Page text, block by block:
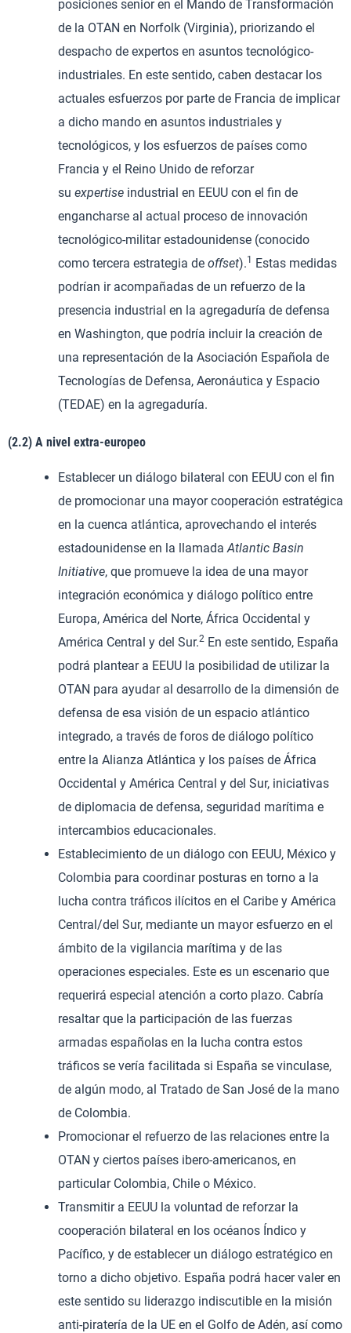
posiciones senior en el Mando de Transformación
de la OTAN en Norfolk (Virginia), priorizando el
despacho de expertos en asuntos tecnológico-
industriales. En este sentido, caben destacar los
actuales esfuerzos por parte de Francia de implicar
a dicho mando en asuntos industriales y
tecnológicos, y los esfuerzos de países como
Francia y el Reino Unido de reforzar
su expertise industrial en EEUU con el fin de
engancharse al actual proceso de innovación
tecnológico-militar estadounidense (conocido
como tercera estrategia de offset).1 Estas medidas
podrían ir acompañadas de un refuerzo de la
presencia industrial en la agregaduría de defensa
en Washington, que podría incluir la creación de
una representación de la Asociación Española de
Tecnologías de Defensa, Aeronáutica y Espacio
(TEDAE) en la agregaduría.
(2.2) A nivel extra-europeo
Establecer un diálogo bilateral con EEUU con el fin
de promocionar una mayor cooperación estratégica
en la cuenca atlántica, aprovechando el interés
estadounidense en la llamada Atlantic Basin
Initiative, que promueve la idea de una mayor
integración económica y diálogo político entre
Europa, América del Norte, África Occidental y
América Central y del Sur.2 En este sentido, España
podrá plantear a EEUU la posibilidad de utilizar la
OTAN para ayudar al desarrollo de la dimensión de
defensa de esa visión de un espacio atlántico
integrado, a través de foros de diálogo político
entre la Alianza Atlántica y los países de África
Occidental y América Central y del Sur, iniciativas
de diplomacia de defensa, seguridad marítima e
intercambios educacionales.
Establecimiento de un diálogo con EEUU, México y
Colombia para coordinar posturas en torno a la
lucha contra tráficos ilícitos en el Caribe y América
Central/del Sur, mediante un mayor esfuerzo en el
ámbito de la vigilancia marítima y de las
operaciones especiales. Este es un escenario que
requerirá especial atención a corto plazo. Cabría
resaltar que la participación de las fuerzas
armadas españolas en la lucha contra estos
tráficos se vería facilitada si España se vinculase,
de algún modo, al Tratado de San José de la mano
de Colombia.
Promocionar el refuerzo de las relaciones entre la
OTAN y ciertos países ibero-americanos, en
particular Colombia, Chile o México.
Transmitir a EEUU la voluntad de reforzar la
cooperación bilateral en los océanos Índico y
Pacífico, y de establecer un diálogo estratégico en
torno a dicho objetivo. España podrá hacer valer en
este sentido su liderazgo indiscutible en la misión
anti-piratería de la UE en el Golfo de Adén, así como